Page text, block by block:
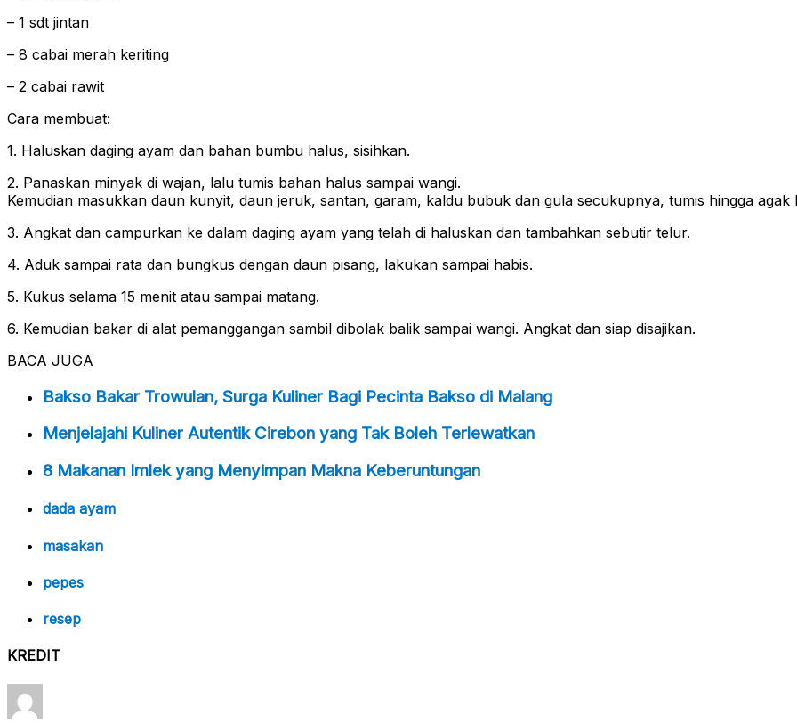
– 1 sdt jintan
– 8 cabai merah keriting
– 2 cabai rawit
Cara membuat:
1. Haluskan daging ayam dan bahan bumbu halus, sisihkan.
2. Panaskan minyak di wajan, lalu tumis bahan halus sampai wangi.
Kemudian masukkan daun kunyit, daun jeruk, santan, garam, kaldu bubuk dan gula secukupnya, tumis hingga agak
3. Angkat dan campurkan ke dalam daging ayam yang telah di haluskan dan tambahkan sebutir telur.
4. Aduk sampai rata dan bungkus dengan daun pisang, lakukan sampai habis.
5. Kukus selama 15 menit atau sampai matang.
6. Kemudian bakar di alat pemanggangan sambil dibolak balik sampai wangi. Angkat dan siap disajikan.
BACA JUGA
Bakso Bakar Trowulan, Surga Kuliner Bagi Pecinta Bakso di Malang
Menjelajahi Kuliner Autentik Cirebon yang Tak Boleh Terlewatkan
8 Makanan Imlek yang Menyimpan Makna Keberuntungan
dada ayam
masakan
pepes
resep
KREDIT